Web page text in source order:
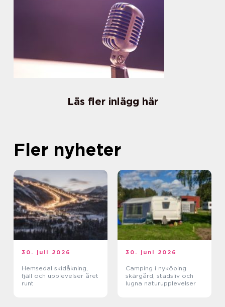
Läs fler inlägg här
Fler nyheter
30. juli 2026
Hemsedal skidåkning,
fjäll och upplevelser året
runt
30. juni 2026
Camping i nyköping
skärgård, stadsliv och
lugna naturupplevelser